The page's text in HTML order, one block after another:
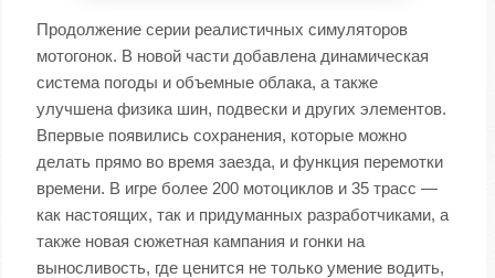
Продолжение серии реалистичных симуляторов
мотогонок. В новой части добавлена динамическая
система погоды и объемные облака, а также
улучшена физика шин, подвески и других элементов.
Впервые появились сохранения, которые можно
делать прямо во время заезда, и функция перемотки
времени. В игре более 200 мотоциклов и 35 трасс —
как настоящих, так и придуманных разработчиками, а
также новая сюжетная кампания и гонки на
выносливость, где ценится не только умение водить,